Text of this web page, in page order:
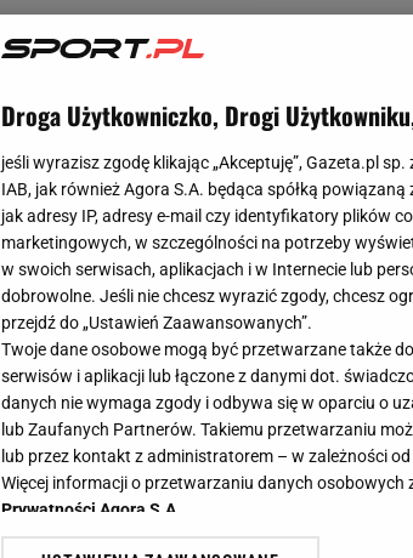
Droga Użytkowniczko, Drogi
jeśli wyrazisz zgodę klikając „Akceptuję”, Gazeta.pl
IAB, jak również Agora S.A. będąca spółką
jak adresy IP, adresy e-mail czy identyfikatory plików
marketingowych, w szczególności na potrzeby
w swoich serwisach, aplikacjach i w Internecie lub
dobrowolne. Jeśli nie chcesz wyrazić zgody, chcesz
przejdź do „Ustawień Zaawansowanych”.
Twoje dane osobowe mogą być przetwarzane także
serwisów i aplikacji lub łączone z danymi dot.
danych nie wymaga zgody i odbywa się w oparciu o
lub Zaufanych Partnerów. Takiemu przetwarzaniu
lub przez kontakt z administratorem – w zależności
Więcej informacji o przetwarzaniu danych osobowych
Prywatności Agora S.A.